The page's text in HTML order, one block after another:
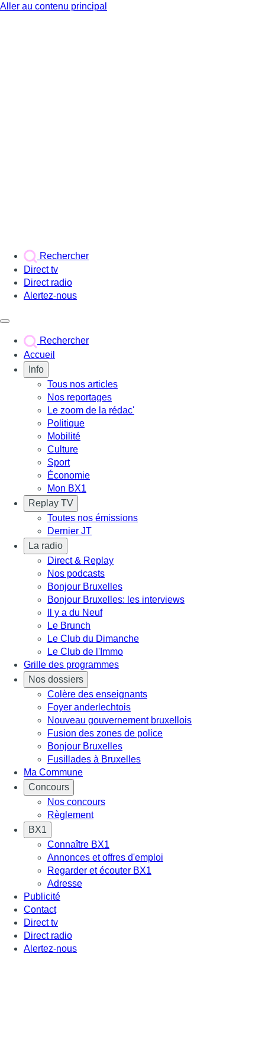
Aller au contenu principal
Rechercher
Direct tv
Direct radio
Alertez-nous
Rechercher
Accueil
Info
Tous nos articles
Nos reportages
Le zoom de la rédac'
Politique
Mobilité
Culture
Sport
Économie
Mon BX1
Replay TV
Toutes nos émissions
Dernier JT
La radio
Direct & Replay
Nos podcasts
Bonjour Bruxelles
Bonjour Bruxelles: les interviews
Il y a du Neuf
Le Brunch
Le Club du Dimanche
Le Club de l'Immo
Grille des programmes
Nos dossiers
Colère des enseignants
Foyer anderlechtois
Nouveau gouvernement bruxellois
Fusion des zones de police
Bonjour Bruxelles
Fusillades à Bruxelles
Ma Commune
Concours
Nos concours
Règlement
BX1
Connaître BX1
Annonces et offres d'emploi
Regarder et écouter BX1
Adresse
Publicité
Contact
Direct tv
Direct radio
Alertez-nous